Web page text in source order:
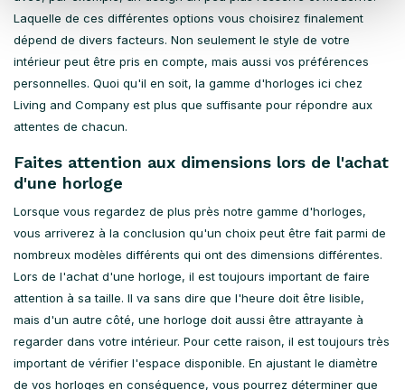
Laquelle de ces différentes options vous choisirez finalement
dépend de divers facteurs. Non seulement le style de votre
intérieur peut être pris en compte, mais aussi vos préférences
personnelles. Quoi qu'il en soit, la gamme d'horloges ici chez
Living and Company est plus que suffisante pour répondre aux
attentes de chacun.
Faites attention aux dimensions lors de l'achat
d'une horloge
Lorsque vous regardez de plus près notre gamme d'horloges,
vous arriverez à la conclusion qu'un choix peut être fait parmi de
nombreux modèles différents qui ont des dimensions différentes.
Lors de l'achat d'une horloge, il est toujours important de faire
attention à sa taille. Il va sans dire que l'heure doit être lisible,
mais d'un autre côté, une horloge doit aussi être attrayante à
regarder dans votre intérieur. Pour cette raison, il est toujours très
important de vérifier l'espace disponible. En ajustant le diamètre
de vos horloges en conséquence, vous pourrez déterminer que